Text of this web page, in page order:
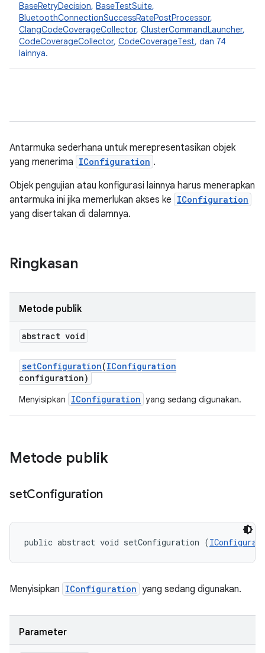
BaseRetryDecision, BaseTestSuite,
BluetoothConnectionSuccessRatePostProcessor,
ClangCodeCoverageCollector, ClusterCommandLauncher,
CodeCoverageCollector, CodeCoverageTest, dan 74
lainnya.
Antarmuka sederhana untuk merepresentasikan objek
yang menerima IConfiguration .
Objek pengujian atau konfigurasi lainnya harus menerapkan
antarmuka ini jika memerlukan akses ke IConfiguration
yang disertakan di dalamnya.
Ringkasan
Metode publik
abstract void
setConfiguration(IConfiguration
configuration)
Menyisipkan IConfiguration yang sedang digunakan.
Metode publik
setConfiguration
public abstract void setConfiguration (
Menyisipkan IConfiguration yang sedang digunakan.
Parameter